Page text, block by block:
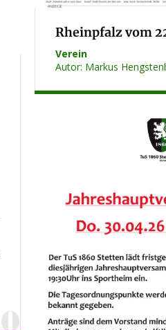
Rheinpfalz vom
Verein
Autor: Markus